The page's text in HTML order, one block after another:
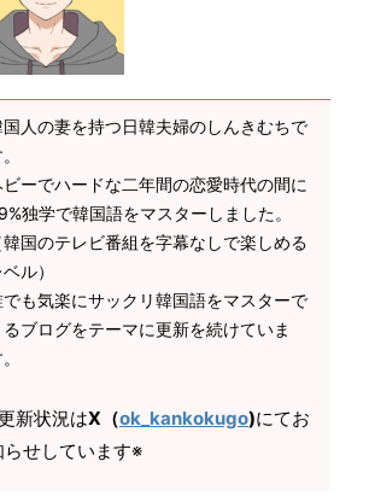
国人の妻を持つ日韓夫婦のしんきむちで
ビーでハードな二年間の恋愛時代の間に
独学で韓国語をマスターしました。
韓国のテレビ番組を字幕なしで楽しめる
ル）
でも気楽にサックリ韓国語をマスターで
るブログをテーマに更新を続けていま
新状況はX（ok_kankokugo)にてお
らせしています※